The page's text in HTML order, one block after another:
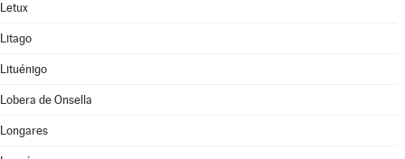
Letux
Litago
Lituénigo
Lobera de Onsella
Longares